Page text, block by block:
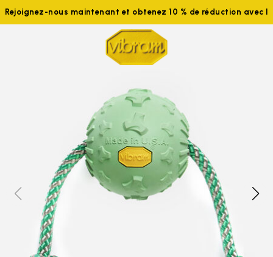
Rejoignez-nous maintenant et obtenez 10 % de réduction avec le